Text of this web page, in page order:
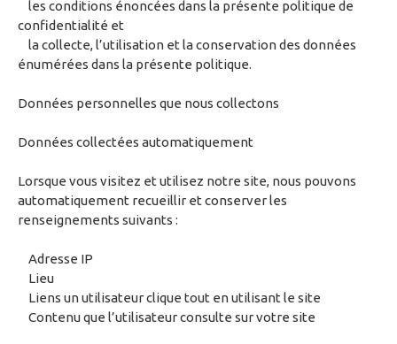
les conditions énoncées dans la présente politique de
confidentialité et
la collecte, l’utilisation et la conservation des données
énumérées dans la présente politique.
Données personnelles que nous collectons
Données collectées automatiquement
Lorsque vous visitez et utilisez notre site, nous pouvons
automatiquement recueillir et conserver les
renseignements suivants :
Adresse IP
Lieu
Liens un utilisateur clique tout en utilisant le site
Contenu que l’utilisateur consulte sur votre site